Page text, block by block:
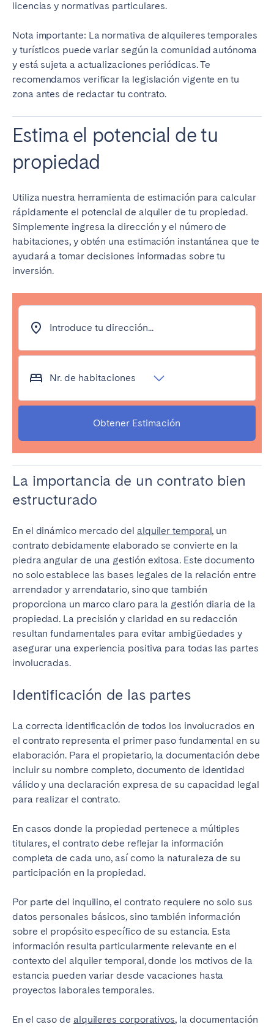
licencias y normativas particulares.
Nota importante: La normativa de alquileres temporales
y turísticos puede variar según la comunidad autónoma
y está sujeta a actualizaciones periódicas. Te
recomendamos verificar la legislación vigente en tu
zona antes de redactar tu contrato.
Estima el potencial de tu
propiedad
Utiliza nuestra herramienta de estimación para calcular
rápidamente el potencial de alquiler de tu propiedad.
Simplemente ingresa la dirección y el número de
habitaciones, y obtén una estimación instantánea que te
ayudará a tomar decisiones informadas sobre tu
inversión.
Introduce tu dirección...
Nr. de habitaciones
Obtener Estimación
La importancia de un contrato bien
estructurado
En el dinámico mercado del alquiler temporal, un
contrato debidamente elaborado se convierte en la
piedra angular de una gestión exitosa. Este documento
no solo establece las bases legales de la relación entre
arrendador y arrendatario, sino que también
proporciona un marco claro para la gestión diaria de la
propiedad. La precisión y claridad en su redacción
resultan fundamentales para evitar ambigüedades y
asegurar una experiencia positiva para todas las partes
involucradas.
Identificación de las partes
La correcta identificación de todos los involucrados en
el contrato representa el primer paso fundamental en su
elaboración. Para el propietario, la documentación debe
incluir su nombre completo, documento de identidad
válido y una declaración expresa de su capacidad legal
para realizar el contrato.
En casos donde la propiedad pertenece a múltiples
titulares, el contrato debe reflejar la información
completa de cada uno, así como la naturaleza de su
participación en la propiedad.
Por parte del inquilino, el contrato requiere no solo sus
datos personales básicos, sino también información
sobre el propósito específico de su estancia. Esta
información resulta particularmente relevante en el
contexto del alquiler temporal, donde los motivos de la
estancia pueden variar desde vacaciones hasta
proyectos laborales temporales.
En el caso de alquileres corporativos, la documentación
Edinburgh
WALES
Cardiff
Albufeira
Aveiro
Coimbra
Porto
Setúbal
Viana do Castelo
MADEIRA
Ponta Delgada